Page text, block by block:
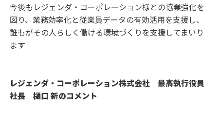
今後もレジェンダ・コーポレーション様との協業強化を
図り、業務効率化と従業員データの有効活用を支援し、
誰もがその人らしく働ける環境づくりを支援してまいり
ます
レジェンダ・コーポレーション株式会社 最高執行役員
社長 樋口 新のコメント